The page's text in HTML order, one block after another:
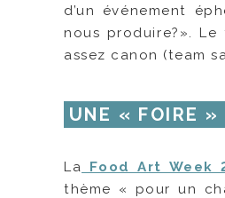
d’un événement
nous produire?».
assez canon (team
UNE « FOIRE »
La Food Art Week
thème « pour un